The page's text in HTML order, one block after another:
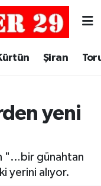
Şiran
yeni
"…bir günahtan
yerini alıyor.